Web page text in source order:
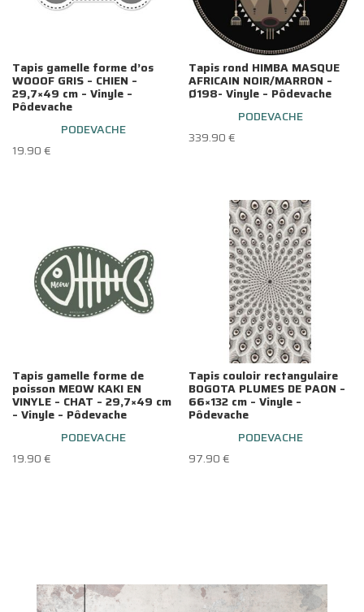
Tapis gamelle forme d’os
WOOOF GRIS – CHIEN –
29,7×49 cm – Vinyle –
Pôdevache
PODEVACHE
19.90€
Tapis rond HIMBA MASQUE
AFRICAIN NOIR/MARRON –
Ø198- Vinyle – Pôdevache
PODEVACHE
339.90€
Tapis gamelle forme de
poisson MEOW KAKI EN
VINYLE – CHAT – 29,7×49 cm
– Vinyle – Pôdevache
PODEVACHE
19.90€
Tapis couloir rectangulaire
BOGOTA PLUMES DE PAON –
66×132 cm – Vinyle –
Pôdevache
PODEVACHE
97.90€